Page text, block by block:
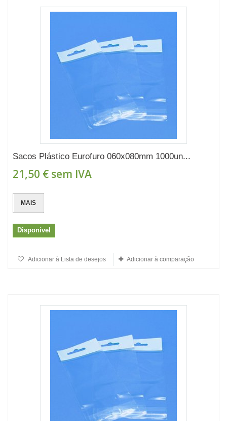
Sacos Plástico Eurofuro 060x080mm 1000un...
21,50 € sem IVA
MAIS
Disponível
Adicionar à Lista de desejos Adicionar à comparação